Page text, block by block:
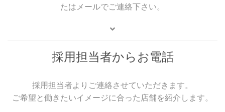
たはメールでご連絡下さい。
採用担当者からお電話
採用担当者よりご連絡させていただきます。
ご希望と働きたいイメージに合った店舗を紹介します。